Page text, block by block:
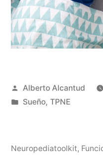
Publicado
por
Alberto Alcantud
Publicado
Sueño, TPNE
Neuropediatoolkit,